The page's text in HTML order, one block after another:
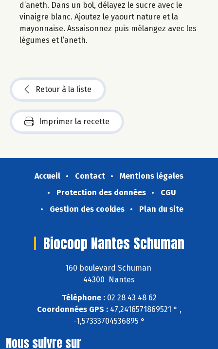
d’aneth. Dans un bol, délayez le sucre avec le
vinaigre blanc. Ajoutez le yaourt nature et la
mayonnaise. Assaisonnez puis mélangez avec les
légumes et l’aneth.
Retour à la liste
Imprimer la recette
Accueil Contact
Mentions légales
Protection des données
CGU
Gestion des cookies
Plan du site
Biocoop Nantes Schuman
160 boulevard Schuman
44300 Nantes
Téléphone :02 28 43 48 62
Coordonnées GPS :47,2416571869521 ° ,
-1,57333704536895 °
Nous suivre sur